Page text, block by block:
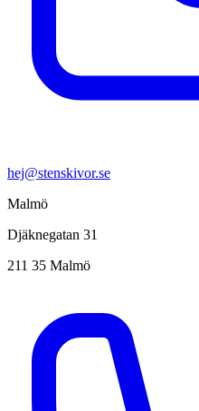
hej@stenskivor.se
Malmö
Djäknegatan 31
211 35 Malmö